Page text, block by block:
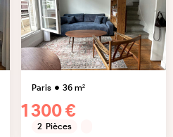
Paris 36m²
1 300 €
2 Pièces